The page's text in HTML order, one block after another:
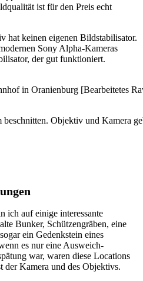
ist für den Preis echt
hat keinen eigenen Bildstabilisator.
Sony Alpha-Kameras
der gut funktioniert.
in Oranienburg [Bearbeitetes
Objektiv und Kamera
ich auf einige interessante
Bunker, Schützengräben, eine
ein Gedenkstein eines
es nur eine Ausweich-
war, waren diese Locations
der Kamera und des Objektivs.